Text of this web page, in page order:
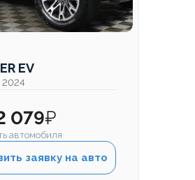
EV
2024
079₽
автомобиля
заявку на авто